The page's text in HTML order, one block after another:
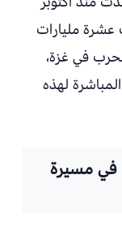
عشرة مليارات
في غزة،
المباشرة لهذه
في مسيرة